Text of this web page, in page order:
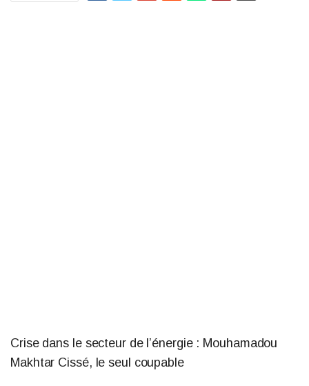
Crise dans le secteur de l’énergie : Mouhamadou
Makhtar Cissé, le seul coupable